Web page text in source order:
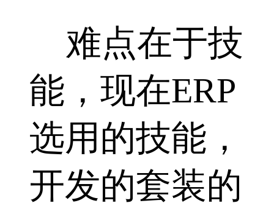
难点在于技
能，现在ERP
选用的技能，
开发的套装的